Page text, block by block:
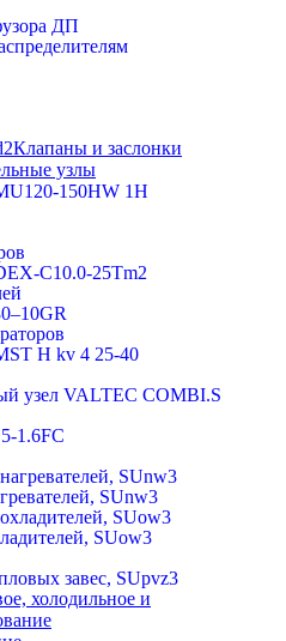
Клапаны и заслонки
узлы
SUnw3
SUow3
завес, SUpvz3
холодильное и